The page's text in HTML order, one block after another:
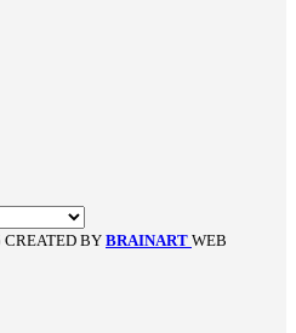
CREATED BY BRAINART WEB